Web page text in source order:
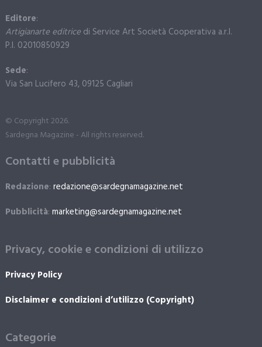
Editore:
Artigianarte editricedi Service Art Società Cooperativa a.r.l.
P.I. 02010850929
Sede:
Via San Lucifero 43, 09125 Cagliari
© Copyright 2026.
Sardegna Magazine - All rights reserved.
Contatti e pubblicità
Redazione: redazione@sardegnamagazine.net
Pubblicità: marketing@sardegnamagazine.net
Privacy, cookie e condizioni di utilizzo
Privacy Policy
Disclaimer e condizioni d’utilizzo (Copyright)
Categorie